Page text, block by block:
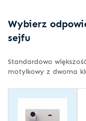
Wybierz
sejfu
Standardowo
motylkowy z dwoma